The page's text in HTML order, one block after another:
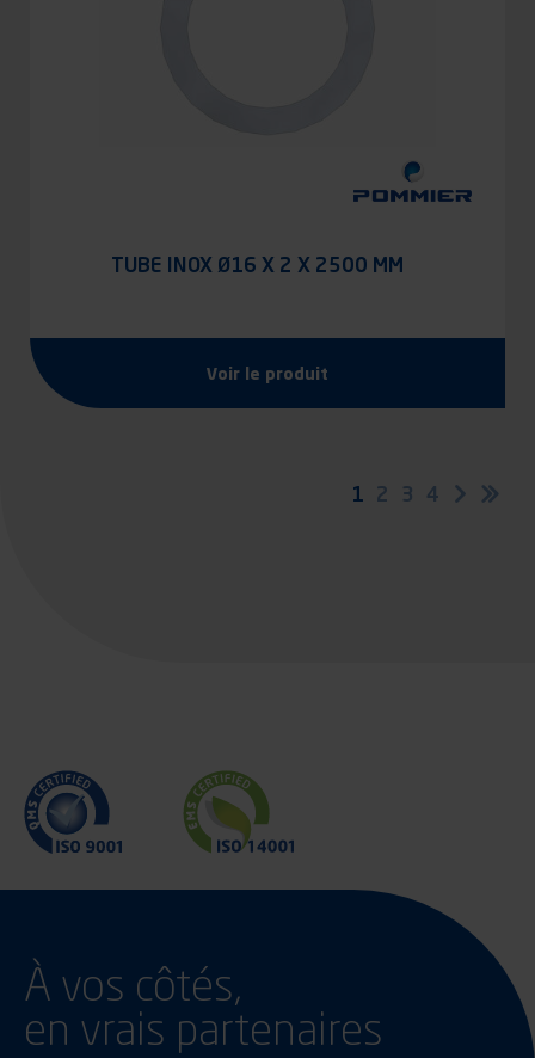
TUBE INOX Ø16 X 2 X 2500 MM
Voir le produit
Page
1 Page
2 Page
3 Page
4
Page
À vos côtés,
en vrais partenaires